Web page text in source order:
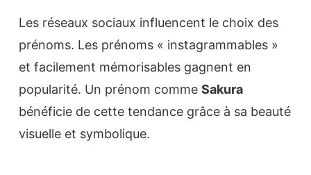
Les réseaux sociaux influencent le choix des
prénoms. Les prénoms « instagrammables »
et facilement mémorisables gagnent en
popularité. Un prénom comme Sakura
bénéficie de cette tendance grâce à sa beauté
visuelle et symbolique.